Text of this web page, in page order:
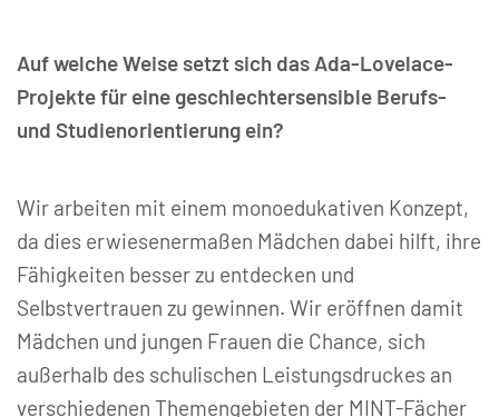
Auf welche Weise setzt sich das Ada-Lovelace-
Projekte für eine geschlechtersensible Berufs-
und Studienorientierung ein?
Wir arbeiten mit einem monoedukativen Konzept,
da dies erwiesenermaßen Mädchen dabei hilft, ihre
Fähigkeiten besser zu entdecken und
Selbstvertrauen zu gewinnen. Wir eröffnen damit
Mädchen und jungen Frauen die Chance, sich
außerhalb des schulischen Leistungsdruckes an
verschiedenen Themengebieten der MINT-Fächer